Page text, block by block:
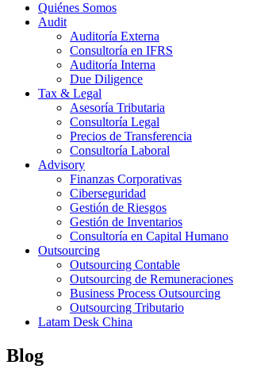
Quiénes Somos
Audit
Auditoría Externa
Consultoría en IFRS
Auditoría Interna
Due Diligence
Tax & Legal
Asesoría Tributaria
Consultoría Legal
Precios de Transferencia
Consultoría Laboral
Advisory
Finanzas Corporativas
Ciberseguridad
Gestión de Riesgos
Gestión de Inventarios
Consultoría en Capital Humano
Outsourcing
Outsourcing Contable
Outsourcing de Remuneraciones
Business Process Outsourcing
Outsourcing Tributario
Latam Desk China
Blog